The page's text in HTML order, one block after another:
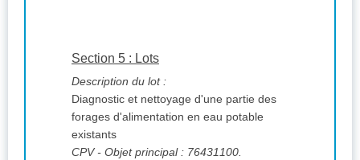
Section 5 : Lots
Description du lot :
Diagnostic et nettoyage d'une partie des
forages d'alimentation en eau potable
existants
CPV- Objet principal : 76431100.